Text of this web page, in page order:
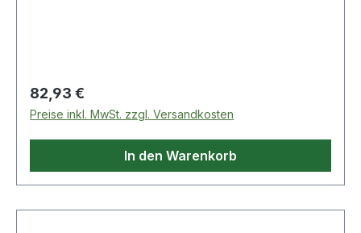
Regulärer Preis:
82,93 €
Preise inkl. MwSt. zzgl. Versandkosten
In den Warenkorb